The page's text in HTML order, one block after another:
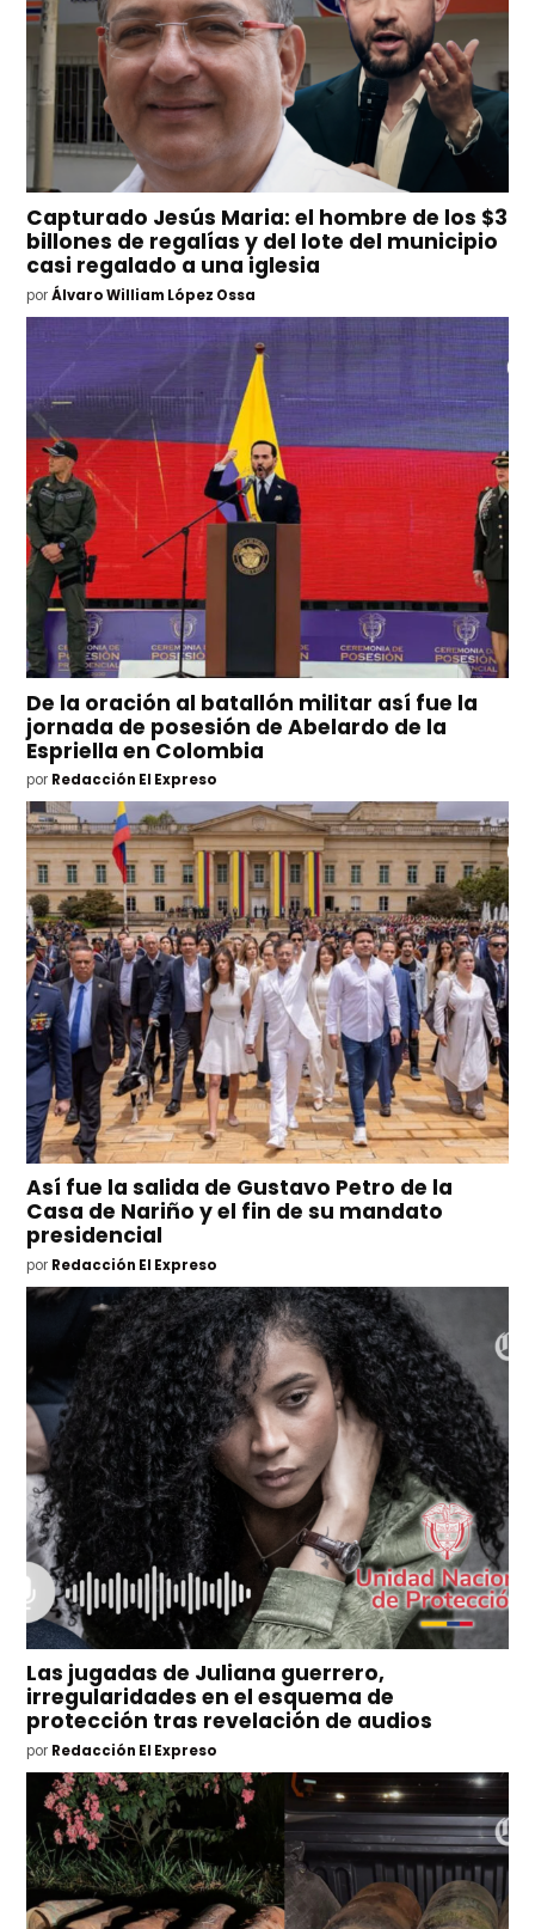
Capturado Jesús Maria: el hombre de los $3
billones de regalías y del lote del municipio
casi regalado a una iglesia
por Álvaro William López Ossa
De la oración al batallón militar así fue la
jornada de posesión de Abelardo de la
Espriella en Colombia
por Redacción El Expreso
Así fue la salida de Gustavo Petro de la
Casa de Nariño y el fin de su mandato
presidencial
por Redacción El Expreso
Las jugadas de Juliana guerrero,
irregularidades en el esquema de
protección tras revelación de audios
por Redacción El Expreso